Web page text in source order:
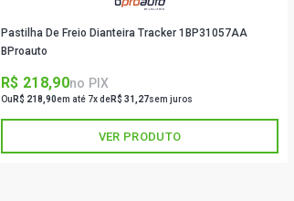
Pastilha De Freio Dianteira Tracker 1BP31057AA
BProauto
R$ 218,90no PIX
Ou R$ 218,90em até 7x deR$ 31,27sem juros
VER PRODUTO